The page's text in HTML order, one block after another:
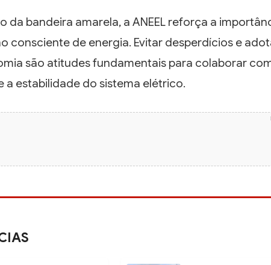
da bandeira amarela, a ANEEL reforça a
consciente de energia. Evitar desperdícios e
são atitudes fundamentais para colaborar
a estabilidade do sistema elétrico.